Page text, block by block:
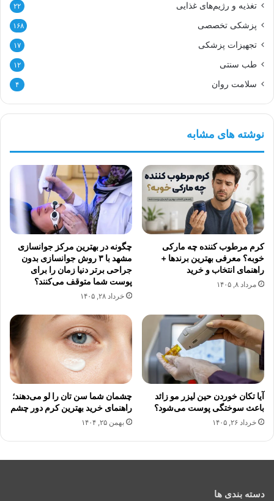
تغذیه و رژیم‌های غذایی ۲۲
پزشکی تخصصی ۱۶۸
تجهیزات پزشکی ۱۷
طب سنتی ۱۲
سلامت روان ۴
نوشته های مشابه
کرم مرطوب کننده چه مارکی
خوبه؟ معرفی بهترین برندها +
راهنمای انتخاب و خرید
مرداد ۸, ۱۴۰۵
چگونه در بهترین مرکز جوانسازی
مشهد با ۳ روش جوانسازی بدون
جراحی برتر دنیا زمان را برای
پوست شما متوقف می‌کنند؟
خرداد ۲۸, ۱۴۰۵
آیا تکان خوردن حین لیزر مو زائد
باعث سوختگی پوست می‌شود؟
خرداد ۲۶, ۱۴۰۵
چشمان شما سن تان را لو می‌دهند؛
راهنمای خرید بهترین کرم دور چشم
بهمن ۲۵, ۱۴۰۴
دسته بندی ها